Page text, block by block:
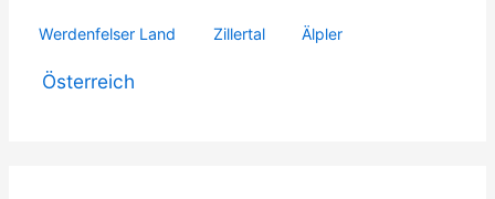
Werdenfelser Land Zillertal Älpler
Österreich